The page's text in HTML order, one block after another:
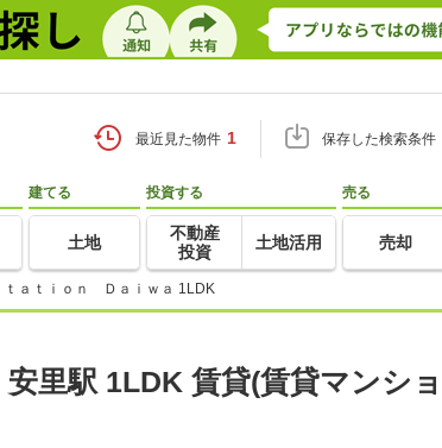
最近見た物件 1 保存した検索条件
建てる
土地
投資する
不動産
投資
土地活用
売る
売却
ｔａｔｉｏｎ Ｄａｉｗａ 1LDK
里駅 1LDK 賃貸(賃貸マンシ